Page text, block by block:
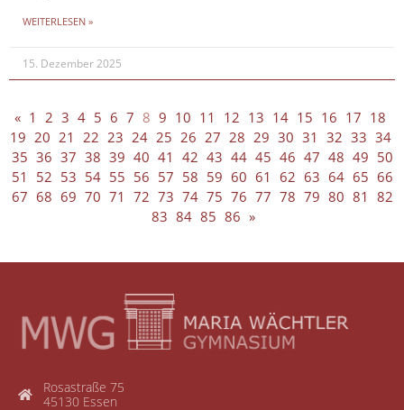
WEITERLESEN »
15. Dezember 2025
« 1 2 3 4 5 6 7 8 9 10 11 12 13 14 15 16 17 18
19 20 21 22 23 24 25 26 27 28 29 30 31 32 33 34
35 36 37 38 39 40 41 42 43 44 45 46 47 48 49 50
51
52 53 54 55 56 57 58 59 60 61 62 63 64 65 66
67 68 69 70 71 72 73 74 75 76 77 78 79 80 81 82
83 84 85 86 »
Rosastraße 75
45130 Essen